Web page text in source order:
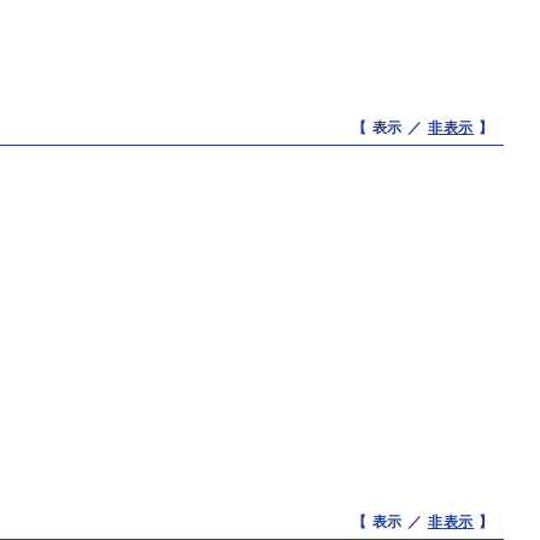
【 表示 ／ 非表示 】
【 表示 ／ 非表示 】